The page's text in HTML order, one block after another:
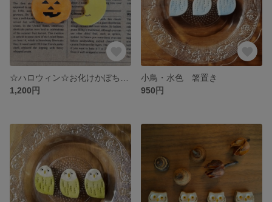
1,200円
小鳥・水色 箸置き
950円